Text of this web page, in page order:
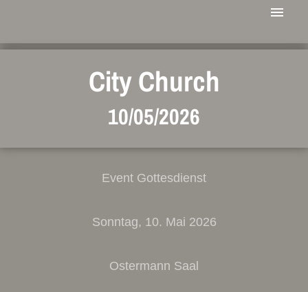
City Church
10/05/2026
Event Gottesdienst
Sonntag, 10. Mai 2026
Ostermann Saal